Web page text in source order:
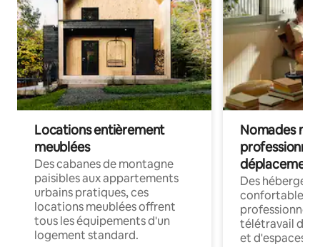
Locations entièrement
meublées
Des cabanes de montagne
paisibles aux appartements
urbains pratiques, ces
locations meublées offrent
tous les équipements d'un
logement standard.
Nomades
déplacement
Des
confortables
professionnels
télétravail
et d'espaces